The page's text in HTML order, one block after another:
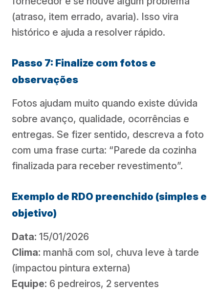
(atraso, item errado, avaria). Isso vira
histórico e ajuda a resolver rápido.
Passo 7: Finalize com fotos e
observações
Fotos ajudam muito quando existe dúvida
sobre avanço, qualidade, ocorrências e
entregas. Se fizer sentido, descreva a foto
com uma frase curta: “Parede da cozinha
finalizada para receber revestimento”.
Exemplo de RDO preenchido (simples e
objetivo)
Data: 15/01/2026
Clima: manhã com sol, chuva leve à tarde
(impactou pintura externa)
Equipe: 6 pedreiros, 2 serventes